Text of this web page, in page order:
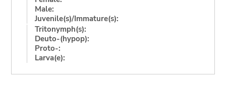
Male:
Juvenile(s)/Immature(s):
Tritonymph(s):
Deuto-(hypop):
Proto-:
Larva(e):